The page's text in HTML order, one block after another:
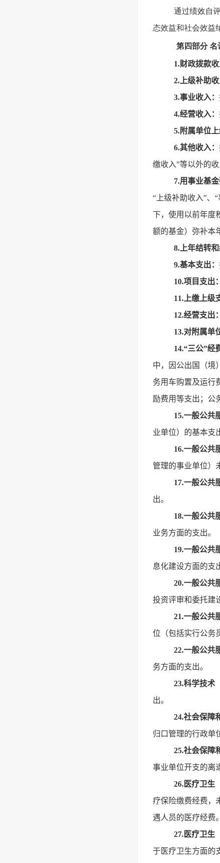
通过绩效自
态效益和社会效益
第四部分 名
1.财政拨款
2.上级补助
3.事业收入：
4.经营收入：
5.附属单位
6.其他收入：
缴收入”等以外的
7.用事业基
“上级补助收入”、
下，使用以前年度
额的基金）弥补本
8.上年结转
9.基本支出：
10.项目支出
11.上缴上级
12.经营支出
13.对附属单
14.“三公”经
中，因公出国（境
务用车购置及运行
励费用等支出；公
15.一般公共
业单位）的基本支
16.一般公共
管理的事业单位）
17.一般公共
出。
18.一般公共
业务方面的支出。
19.一般公共
息化建设方面的支
20.一般公共
投资评审和委托建
21.一般公共
位（包括实行公务
22.一般公共
务方面的支出。
23.科学技术
出。
24.社会保障
归口管理的行政单
25.社会保障
事业单位开支的离
26.医疗卫生
疗保险缴费经费，
遇人员的医疗经费
27.医疗卫生
于医疗卫生方面的